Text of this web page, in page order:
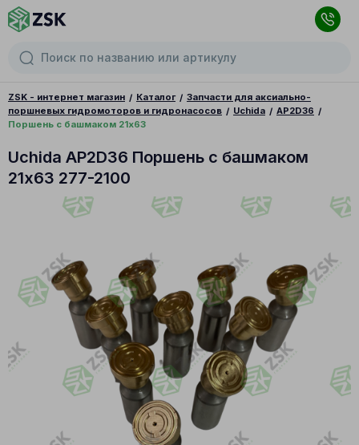
ZSK - интернет магазин Каталог
Запчасти для аксиально-
поршневых гидромоторов и гидронасосов
Uchida
AP2D36
Поршень с башмаком 21x63
Uchida AP2D36 Поршень с башмаком
21x63 277-2100